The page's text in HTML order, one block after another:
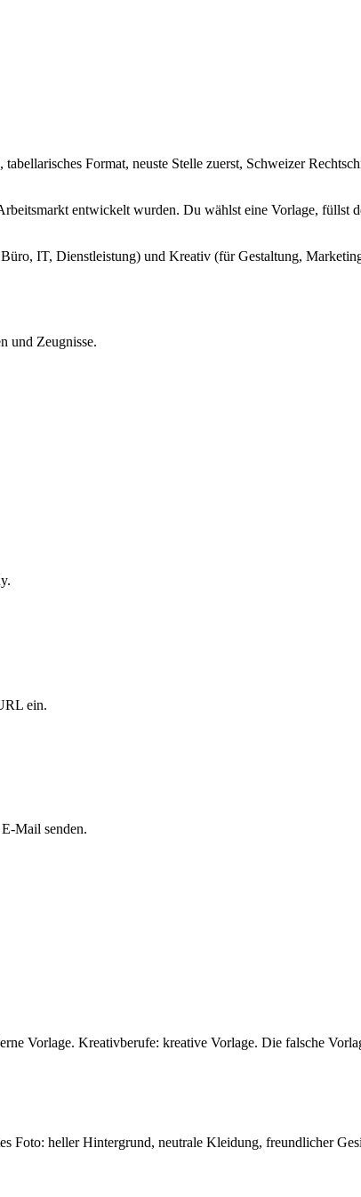
Format, neuste Stelle zuerst, Schweizer
entwickelt wurden. Du wählst eine Vorlage, füllst
IT, Dienstleistung) und Kreativ (für Gestaltung,
und Zeugnisse.
ein.
Mail senden.
Vorlage. Kreativberufe: kreative Vorlage. Die falsche
heller Hintergrund, neutrale Kleidung, freundlicher